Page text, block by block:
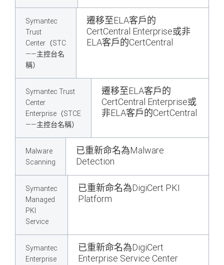
Symantec
Trust
Center（STC
——主控台名
稱）
遷移至ELA客戶的
CertCentral Enterprise或非
ELA客戶的CertCentral
Symantec Trust
Center
Enterprise（STCE
——主控台名稱）
遷移至ELA客戶的
CertCentral Enterprise或
非ELA客戶的CertCentral
Malware
Scanning
已重新命名為Malware
Detection
Symantec
Managed
PKI
Service
已重新命名為DigiCert PKI
Platform
Symantec
Enterprise
已重新命名為DigiCert
Enterprise Service Center